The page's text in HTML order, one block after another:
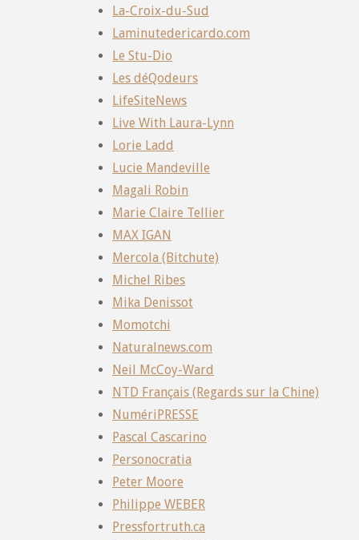
La-Croix-du-Sud
Laminutedericardo.com
Le Stu-Dio
Les déQodeurs
LifeSiteNews
Live With Laura-Lynn
Lorie Ladd
Lucie Mandeville
Magali Robin
Marie Claire Tellier
MAX IGAN
Mercola (Bitchute)
Michel Ribes
Mika Denissot
Momotchi
Naturalnews.com
Neil McCoy-Ward
NTD Français (Regards sur la Chine)
NumériPRESSE
Pascal Cascarino
Personocratia
Peter Moore
Philippe WEBER
Pressfortruth.ca